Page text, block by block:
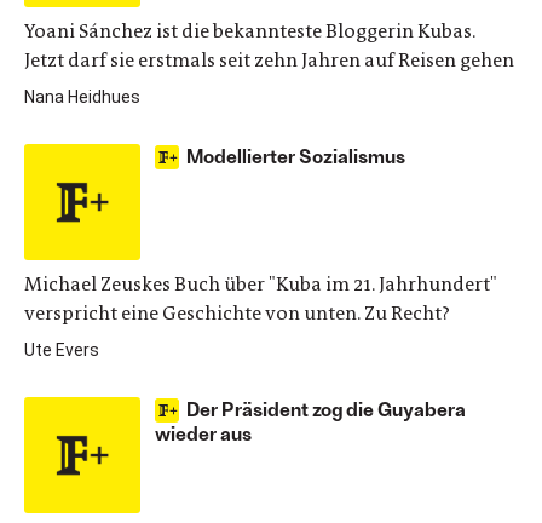
Yoani Sánchez ist die bekannteste Bloggerin Kubas.
Jetzt darf sie erstmals seit zehn Jahren auf Reisen gehen
Nana Heidhues
Modellierter Sozialismus
Michael Zeuskes Buch über "Kuba im 21. Jahrhundert"
verspricht eine Geschichte von unten. Zu Recht?
Ute Evers
Der Präsident zog die Guyabera
wieder aus